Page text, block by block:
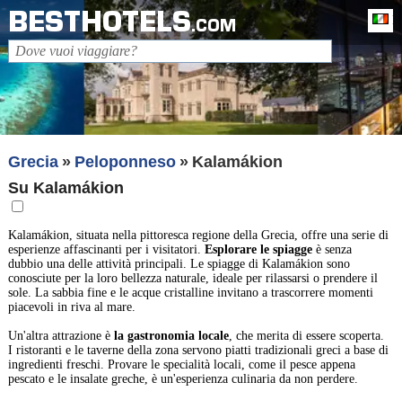
BESTHOTELS.COM
Grecia Peloponneso
Kalamákion
Su Kalamákion
Kalamákion, situata nella pittoresca regione della Grecia, offre una serie di
esperienze affascinanti per i visitatori. Esplorare le spiaggeè senza
dubbio una delle attività principali. Le spiagge di Kalamákion sono
conosciute per la loro bellezza naturale, ideale per rilassarsi o prendere il
sole. La sabbia fine e le acque cristalline invitano a trascorrere momenti
piacevoli in riva al mare.
Un'altra attrazione è la gastronomia locale, che merita di essere scoperta.
I ristoranti e le taverne della zona servono piatti tradizionali greci a base di
ingredienti freschi. Provare le specialità locali, come il pesce appena
pescato e le insalate greche, è un'esperienza culinaria da non perdere.